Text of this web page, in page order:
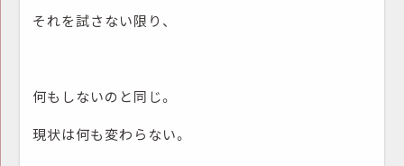
それを試さない限り、
何もしないのと同じ。
現状は何も変わらない。